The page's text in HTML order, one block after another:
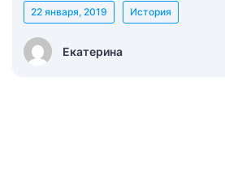
Екатерина
22 января, 2019 История